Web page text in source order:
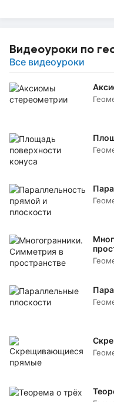
Видеоуроки по
Все видеоуроки